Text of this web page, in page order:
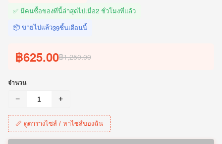
✅ มีคนซื้อของที่นี้ล่าสุดไปเมื่อ2 ชั่วโมงที่แล้ว
📦 ขายไปแล้ว39ชิ้นเดือนนี้
฿625.00฿1,250.00
จำนวน
− +
📏 ดูตารางไซส์ / หาไซส์ของฉัน